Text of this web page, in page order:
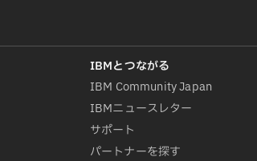
IBM Community Japan
IBMニュースレター
サポート
パートナーを探す